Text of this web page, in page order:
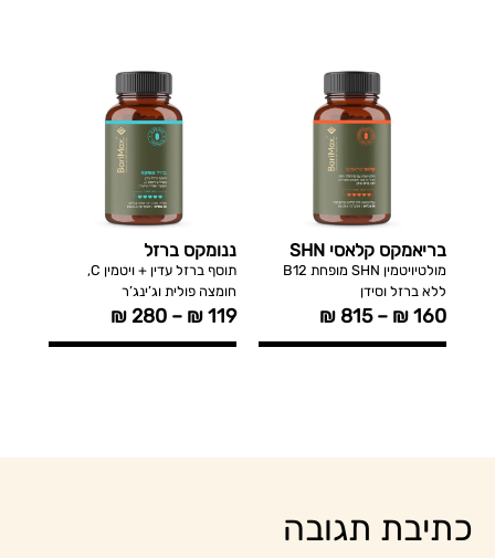
בריאמקס קלאסי SHN
מולטיויטמין SHN מופחת B12
ללא ברזל וסידן
₪160
–
₪ 815
ננומקס ברזל
תוסף ברזל עדין + ויטמין C,
חומצה פולית וג’ינג’ר
₪119
–
₪ 280
כתיבת תגובה